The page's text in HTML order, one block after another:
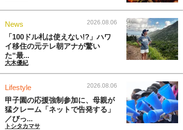
News 2026.08.06
「100ドル札は使えない!?」ハワ
イ移住の元テレ朝アナが驚い
た“最...
大木優紀
Lifestyle 2026.08.06
甲子園の応援強制参加に、母親が
猛クレーム「ネットで告発する」
／びっ...
トシタカマサ